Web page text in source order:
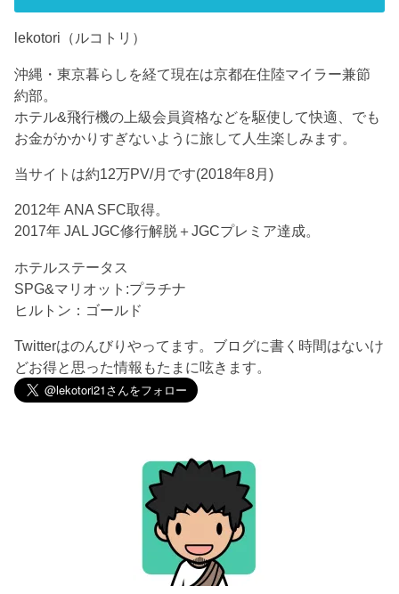
lekotori（ルコトリ）
沖縄・東京暮らしを経て現在は京都在住陸マイラー兼節
約部。
ホテル&飛行機の上級会員資格などを駆使して快適、でも
お金がかかりすぎないように旅して人生楽しみます。
当サイトは約12万PV/月です(2018年8月)
2012年 ANA SFC取得。
2017年 JAL JGC修行解脱＋JGCプレミア達成。
ホテルステータス
SPG&マリオット:プラチナ
ヒルトン：ゴールド
Twitterはのんびりやってます。ブログに書く時間はないけ
どお得と思った情報もたまに呟きます。